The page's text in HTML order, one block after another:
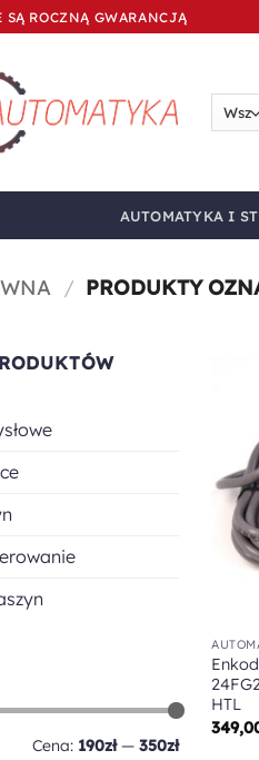
SĄ ROCZNĄ GWARANCJĄ
AUTOMATYKA I
/ PRODUKTY
Cena: 190zł— 350zł
HTL